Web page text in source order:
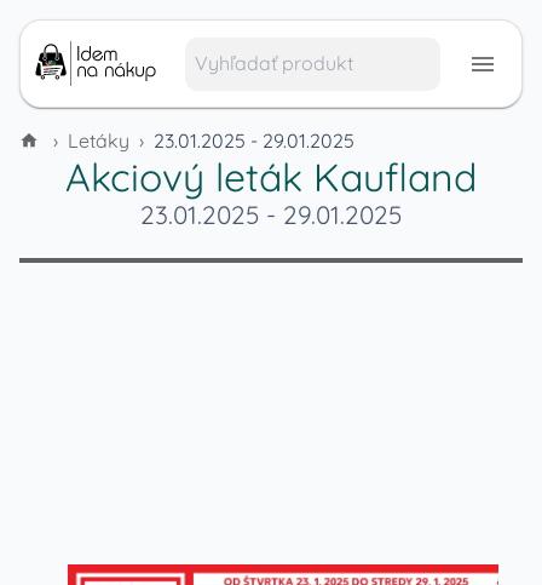
› Letáky › 23.01.2025 - 29.01.2025
Akciový leták Kaufland
23.01.2025 - 29.01.2025